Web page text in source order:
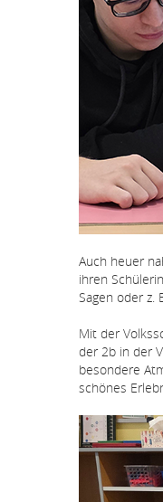
Auch heuer
ihren
Sagen oder z.
Mit der
der 2b in der
besondere
schönes
Bildergallerie